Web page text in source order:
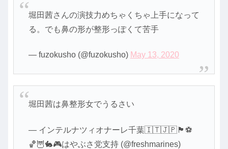
堀田茜さんの演技力めちゃくちゃ上手になって
る。でも鼻の形が整形っぽくて苦手
— fuzokusho (@fuzokusho) May 13, 2020
堀田茜は鼻整形女でうるさい
— インテルナツィオナーレ千葉🇮🇹🇯🇵🏴󠁧⚽
🏀🦉🐇🎮はやぶさ党支持 (@freshmarines)